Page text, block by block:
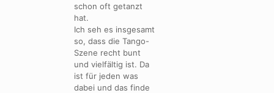
schon oft getanzt
hat.
Ich seh es insgesamt
so, dass die Tango-
Szene recht bunt
und vielfältig ist. Da
ist für jeden was
dabei und das finde